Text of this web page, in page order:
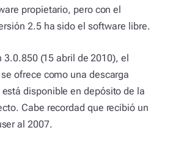
propietario, pero con el
2.5 ha sido el software libre.
3.0.850 (15 abril de 2010), el
ofrece como una descarga
disponible en depósito de la
Cabe recordad que recibió un
al 2007.